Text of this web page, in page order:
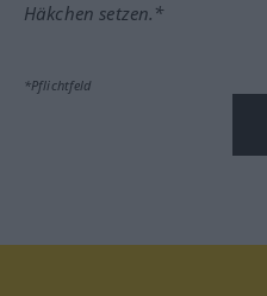
Häkchen setzen.*
*Pflichtfeld